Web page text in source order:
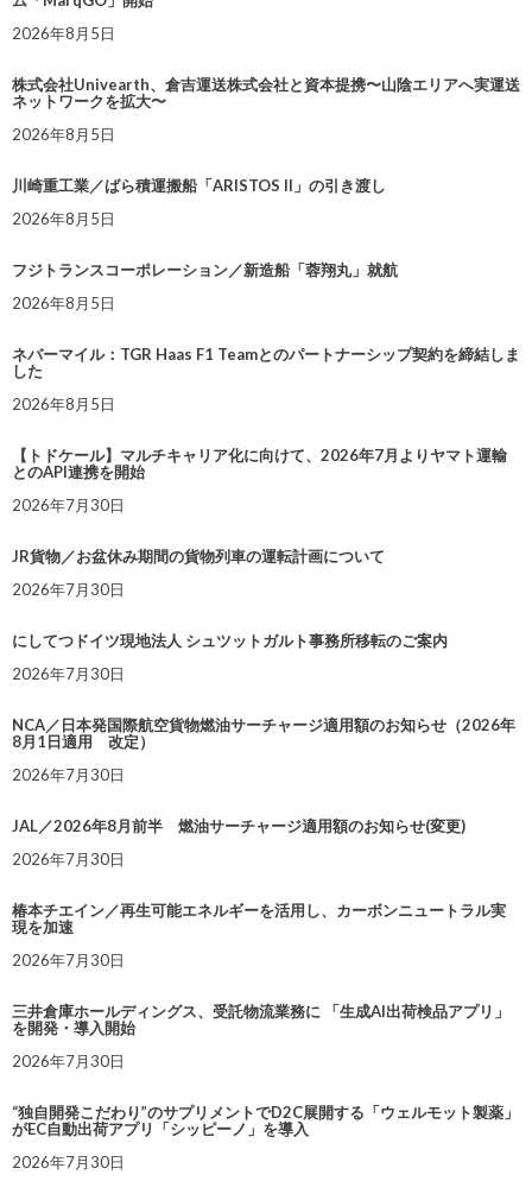
2026年8月5日
株式会社Univearth、倉吉運送株式会社と資本提携〜山陰エリアへ実運送
ネットワークを拡大〜
2026年8月5日
川崎重工業／ばら積運搬船「ARISTOS II」の引き渡し
2026年8月5日
フジトランスコーポレーション／新造船「蓉翔丸」就航
2026年8月5日
ネバーマイル：TGR Haas F1 Teamとのパートナーシップ契約を締結しま
した
2026年8月5日
【トドケール】マルチキャリア化に向けて、2026年7月よりヤマト運輸
とのAPI連携を開始
2026年7月30日
JR貨物／お盆休み期間の貨物列車の運転計画について
2026年7月30日
にしてつドイツ現地法人 シュツットガルト事務所移転のご案内
2026年7月30日
NCA／日本発国際航空貨物燃油サーチャージ適用額のお知らせ（2026年
8月1日適用 改定）
2026年7月30日
JAL／2026年8月前半 燃油サーチャージ適用額のお知らせ(変更)
2026年7月30日
椿本チエイン／再生可能エネルギーを活用し、カーボンニュートラル実
現を加速
2026年7月30日
三井倉庫ホールディングス、受託物流業務に 「生成AI出荷検品アプリ」
を開発・導入開始
2026年7月30日
“独自開発こだわり”のサプリメントでD2C展開する「ウェルモット製薬」
がEC自動出荷アプリ「シッピーノ」を導入
2026年7月30日